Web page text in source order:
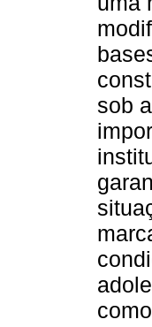
sob